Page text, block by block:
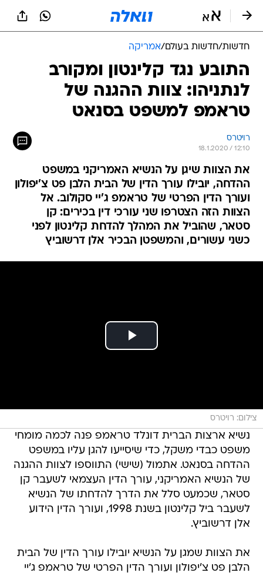
חדשות/חדשות בעולם/אמריקה
התובע נגד קלינטון ומקורב
לנתניהו: צוות ההגנה של
טראמפ למשפט בסנאט
רויטרס
18.1.2020 / 12:10
את הצוות שיגן על הנשיא האמריקני במשפט
ההדחה, יובילו עורך הדין של הבית הלבן פט צ'יפולון
ועורך הדין הפרטי של טראמפ ג'יי סקולוב. אל
הצוות הזה הצטרפו שני עורכי דין בכירים: קן
סטאר, שהוביל את המהלך להדחת קלינטון לפני
כשני עשורים, והמשפטן הבכיר אלן דרשוביץ
צילום: רויטרס
נשיא ארצות הברית דונלד טראמפ פנה לכמה מומחי
משפט כבדי משקל, כדי שיסייעו להגן עליו במשפט
ההדחה בסנאט. אתמול (שישי) התווספו לצוות ההגנה
של הנשיא האמריקני, עורך הדין העצמאי לשעבר קן
סטאר, שכמעט סלל את הדרך להדחתו של הנשיא
לשעבר ביל קלינטון בשנת 1998, ועורך הדין הידוע
אלן דרשוביץ.
את הצוות שמגן על הנשיא יובילו עורך הדין של הבית
הלבן פט צ'יפולון ועורך הדין הפרטי של טראמפ ג'יי